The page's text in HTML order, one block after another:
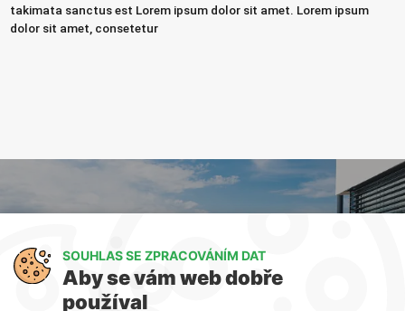
takimata sanctus est Lorem ipsum dolor sit amet. Lorem ipsum
dolor sit amet, consetetur
Nějaký název sekce
Lorem ipsum dolor sit amet
Ut et massa mi liquam
SOUHLAS SE ZPRACOVÁNÍM DAT
Aby se vám web dobře
používal